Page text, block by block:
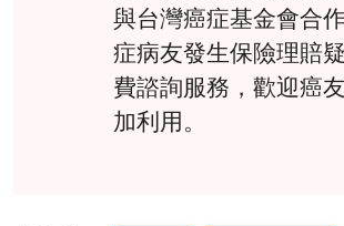
與台灣癌症基金會合
症病友發生保險理賠
費諮詢服務，歡迎癌
加利用。